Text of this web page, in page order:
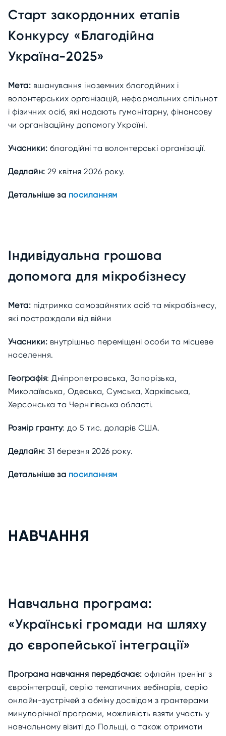
Старт закордонних етапів
Конкурсу «Благодійна
Україна-2025»
Мета: вшанування іноземних благодійних і
волонтерських організацій, неформальних спільнот
і фізичних осіб, які надають гуманітарну, фінансову
чи організаційну допомогу Україні.
Учасники: благодійні та волонтерські організації.
Дедлайн: 29 квітня 2026 року.
Детальніше за посиланням
Індивідуальна грошова
допомога для мікробізнесу
Мета: підтримка самозайнятих осіб та мікробізнесу,
які постраждали від війни
Учасники: внутрішньо переміщені особи та місцеве
населення.
Географія: Дніпропетровська, Запорізька,
Миколаївська, Одеська, Сумська, Харківська,
Херсонська та Чернігівська області.
Розмір гранту: до 5 тис. доларів США.
Дедлайн:31 березня 2026 року.
Детальніше за посиланням
НАВЧАННЯ
Навчальна програма:
«Українські громади на шляху
до європейської інтеграції»
Програма навчання передбачає:офлайн тренінг з
євроінтеграції, серію тематичних вебінарів, серію
онлайн-зустрічей з обміну досвідом з грантерами
минулорічної програми, можливість взяти участь у
навчальному візиті до Польщі, а також отримати